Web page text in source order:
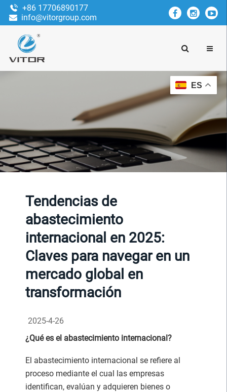
+86 17706890177
info@vitorgroup.com
Tendencias de
abastecimiento
internacional en 2025:
Claves para navegar en un
mercado global en
transformación
2025-4-26
¿Qué es el abastecimiento internacional?
El abastecimiento internacional se refiere al
proceso mediante el cual las empresas
identifican, evalúan y adquieren bienes o
ES